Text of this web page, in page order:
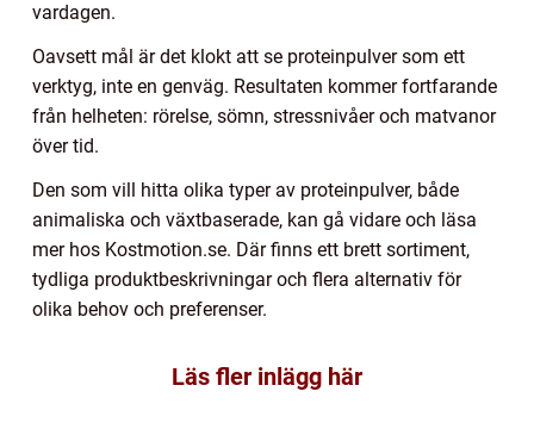
vardagen.
Oavsett mål är det klokt att se proteinpulver som ett
verktyg, inte en genväg. Resultaten kommer fortfarande
från helheten: rörelse, sömn, stressnivåer och matvanor
över tid.
Den som vill hitta olika typer av proteinpulver, både
animaliska och växtbaserade, kan gå vidare och läsa
mer hos Kostmotion.se. Där finns ett brett sortiment,
tydliga produktbeskrivningar och flera alternativ för
olika behov och preferenser.
Läs fler inlägg här